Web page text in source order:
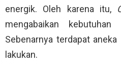
energik. Oleh karena itu,
mengabaikan
Sebenarnya terdapat
lakukan.